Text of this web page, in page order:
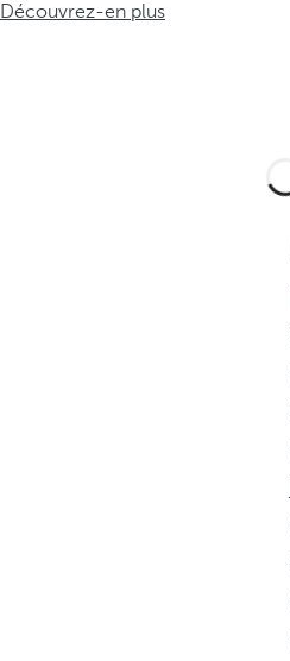
Découvrez-en plus